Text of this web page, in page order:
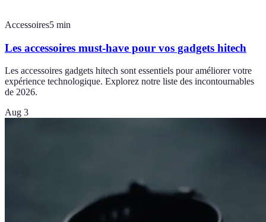
Accessoires5 min
Les accessoires must-have pour vos gadgets hitech
Les accessoires gadgets hitech sont essentiels pour améliorer votre
expérience technologique. Explorez notre liste des incontournables
de 2026.
Aug 3